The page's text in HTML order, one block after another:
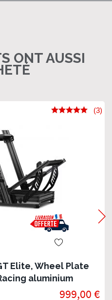
ONT AUSSI
Elite, Wheel Plate
aluminium
(3)
999,00 €